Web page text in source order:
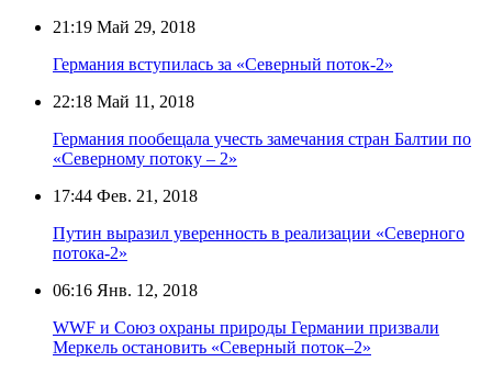
21:19 Май 29, 2018
Германия вступилась за «Северный поток-2»
22:18 Май 11, 2018
Германия пообещала учесть замечания стран Балтии по
«Северному потоку – 2»
17:44 Фев. 21, 2018
Путин выразил уверенность в реализации «Северного
потока-2»
06:16 Янв. 12, 2018
WWF и Союз охраны природы Германии призвали
Меркель остановить «Северный поток–2»